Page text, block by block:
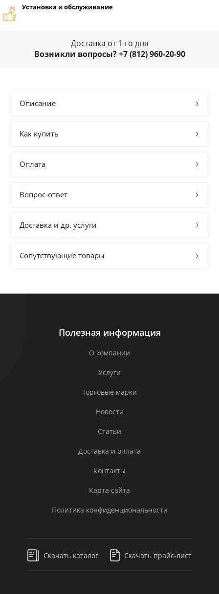
Установка и обслуживание
Доставка от 1-го дня
Возникли вопросы? +7 (812) 960-20-90
Описание
Как купить
Оплата
Вопрос-ответ
Доставка и др. услуги
Сопутствующие товары
Полезная информация
О компании
Услуги
Торговые марки
Новости
Статьи
Доставка и оплата
Контакты
Карта сайта
Политика конфиденциональности
Скачать каталог Скачать прайс-лист